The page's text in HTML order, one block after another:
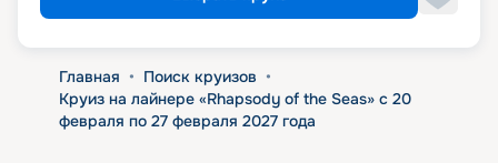
Главная • Поиск круизов •
Круиз на лайнере «Rhapsody of the Seas» с 20
февраля по 27 февраля 2027 года